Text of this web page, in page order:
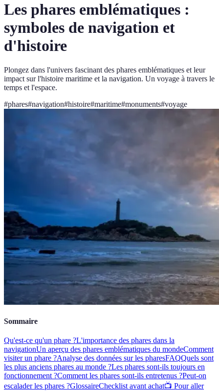
Les phares emblématiques :
symboles de navigation et
d'histoire
Plongez dans l'univers fascinant des phares emblématiques et leur
impact sur l'histoire maritime et la navigation. Un voyage à travers le
temps et l'espace.
#phares#navigation#histoire#maritime#monuments#voyage
Sommaire
Qu'est-ce qu'un phare ?L'importance des phares dans la
navigationUn aperçu des phares emblématiques du mondeComment
visiter un phare ?Analyse des données sur les pharesFAQQuels sont
les plus anciens phares au monde ?Les phares sont-ils toujours en
fonctionnement ?Comment les phares sont-ils entretenus ?Peut-on
escalader les phares ?GlossaireChecklist avant achat📺 Pour aller